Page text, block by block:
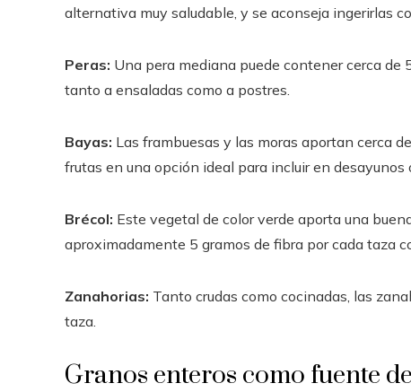
alternativa muy saludable, y se aconseja ingerirlas
Peras: Una pera mediana puede contener cerca de
tanto a ensaladas como a postres.
Bayas: Las frambuesas y las moras aportan cerca
frutas en una opción ideal para incluir en desayunos
Brécol: Este vegetal de color verde aporta una
aproximadamente 5 gramos de fibra por cada taza
Zanahorias: Tanto crudas como cocinadas, las
taza.
Granos enteros como fuente